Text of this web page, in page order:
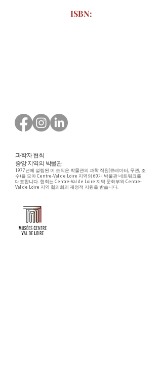
ISBN:
과학자 협회
중앙 지역의 박물관
1977년에 설립된 이 조직은 박물관의 과학 직원(큐레이터, 무관, 조
수)을 모아 Centre-Val de Loire 지역의 60개 박물관 네트워크를
대표합니다. 협회는 Centre-Val de Loire 지역 문화부와 Centre-
Val de Loire 지역 협의회의 재정적 지원을 받습니다.